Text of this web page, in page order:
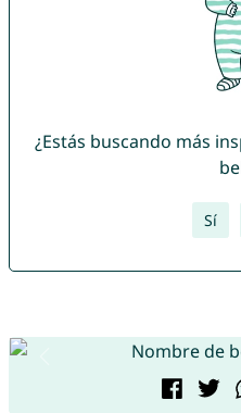
¿Estás buscando más
Sí